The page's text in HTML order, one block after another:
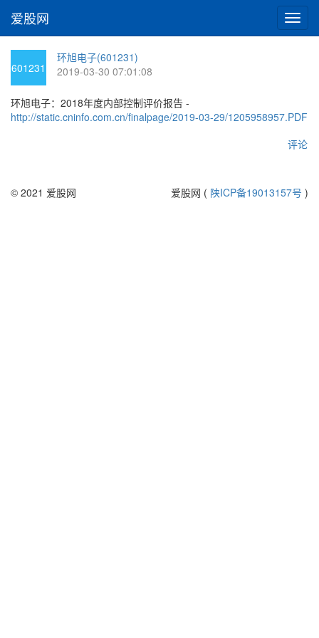
切
换
爱股网
601231
环旭电子(601231)
2019-03-30 07:01:08
环旭电子：2018年度内部控制评价报告 -
http://static.cninfo.com.cn/finalpage/2019-03-29/1205958957.PDF
评论
© 2021 爱股网 爱股网 ( 陕ICP备19013157号 )